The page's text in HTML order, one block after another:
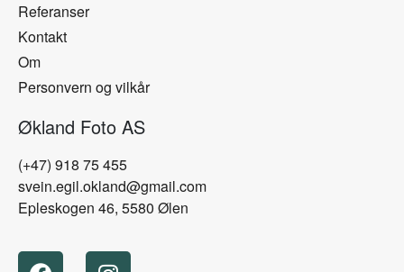
Referanser
Kontakt
Om
Personvern og vilkår
Økland Foto AS
(+47) 918 75 455
svein.egil.okland@gmail.com
Epleskogen 46, 5580 Ølen